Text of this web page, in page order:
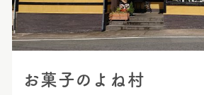
お菓子のよね村